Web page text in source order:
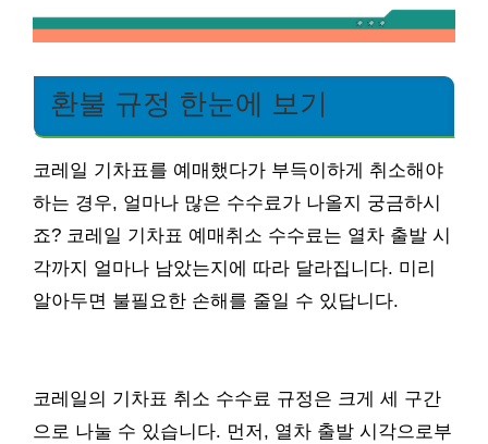
환불 규정 한눈에 보기
코레일 기차표를 예매했다가 부득이하게 취소해야
하는 경우, 얼마나 많은 수수료가 나올지 궁금하시
죠? 코레일 기차표 예매취소 수수료는 열차 출발 시
각까지 얼마나 남았는지에 따라 달라집니다. 미리
알아두면 불필요한 손해를 줄일 수 있답니다.
코레일의 기차표 취소 수수료 규정은 크게 세 구간
으로 나눌 수 있습니다. 먼저, 열차 출발 시각으로부